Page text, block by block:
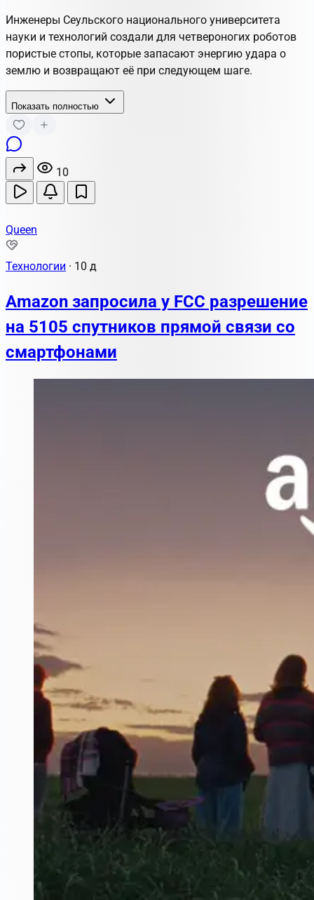
Инженеры Сеульского национального университета
науки и технологий создали для четвероногих роботов
пористые стопы, которые запасают энергию удара о
землю и возвращают её при следующем шаге.
Показать полностью
10
Queen
Технологии · 10 д
Amazon запросила у FCC разрешение
на 5105 спутников прямой связи со
смартфонами